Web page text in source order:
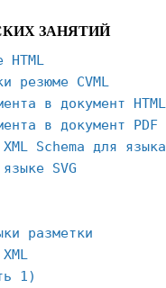
ЗАНЯТИЙ
резюме CVML
в документ HTML
в документ PDF
Schema для
SVG
разметки
1)